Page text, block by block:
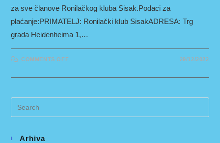
za sve članove Ronilačkog kluba Sisak.Podaci za
plaćanje:PRIMATELJ: Ronilački klub SisakADRESA: Trg
grada Heidenheima 1,…
COMMENTS OFF
ČLANARINAMA
29/12/2022
Arhiva